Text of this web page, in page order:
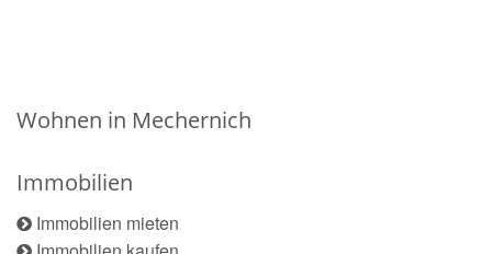
Wohnen in Mechernich
Immobilien
Immobilien mieten